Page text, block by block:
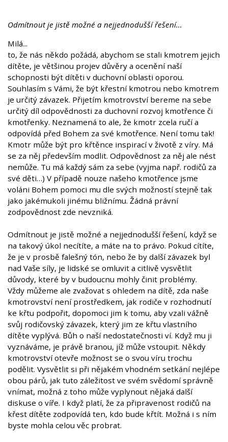
Odmítnout je jistě možné a nejjednodušší řešení...
Milá...
to, že nás někdo požádá, abychom se stali kmotrem jejich
dítěte, je většinou projev důvěry a ocenění naší
schopnosti být dítěti v duchovní oblasti oporou.
Souhlasím s Vámi, že být křestní kmotrou nebo kmotrem
je určitý závazek. Přijetím kmotrovství bereme na sebe
určitý díl odpovědnosti za duchovní rozvoj kmotřence či
kmotřenky. Neznamená to ale, že kmotr zcela ručí a
odpovídá před Bohem za své kmotřence. Není tomu tak!
Kmotr může být pro křtěnce inspirací v životě z víry. Má
se za něj především modlit. Odpovědnost za něj ale nést
nemůže. Tu má každý sám za sebe (vyjma např. rodičů za
své děti…) V případě nouze našeho kmotřence jsme
voláni Bohem pomoci mu dle svých možností stejně tak
jako jakémukoli jinému bližnímu. Žádná právní
zodpovědnost zde nevzniká.
Odmítnout je jistě možné a nejjednodušší řešení, když se
na takový úkol necítíte, a máte na to právo. Pokud cítíte,
že je v prosbě falešný tón, nebo že by další závazek byl
nad Vaše síly, je lidské se omluvit a citlivě vysvětlit
důvody, které by v budoucnu mohly činit problémy.
Vždy můžeme ale zvažovat s ohledem na dítě, zda naše
kmotrovství není prostředkem, jak rodiče v rozhodnutí
ke křtu podpořit, dopomoci jim k tomu, aby vzali vážně
svůj rodičovský závazek, který jim ze křtu vlastního
dítěte vyplývá. Bůh o naší nedostatečnosti ví. Když mu ji
vyznáváme, je právě branou, jíž může vstoupit. Někdy
kmotrovství otevře možnost se o svou víru trochu
podělit. Vysvětlit si při nějakém vhodném setkání nejlépe
obou párů, jak tuto záležitost ve svém svědomí správně
vnímat, možná z toho může vyplynout nějaká další
diskuse o víře. I když platí, že za připravenost rodičů na
křest dítěte zodpovídá ten, kdo bude křtít. Možná i s ním
byste mohla celou věc probrat.